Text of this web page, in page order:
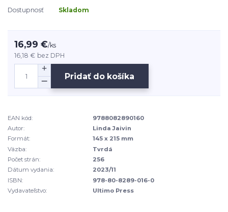
Dostupnosť Skladom
16,99 €/ks
16,18 € bez DPH
Pridať do košíka
EAN kód:
9788082890160
Autor:
Linda Jaivin
Formát:
145 x 215 mm
Väzba:
Tvrdá
Počet strán:
256
Dátum vydania:
2023/11
ISBN:
978-80-8289-016-0
Vydavateľstvo:
Ultimo Press